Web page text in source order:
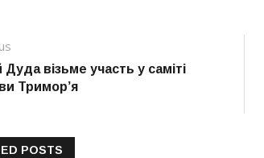
post:візьме участь у саміті
Тримор’я
POSTS